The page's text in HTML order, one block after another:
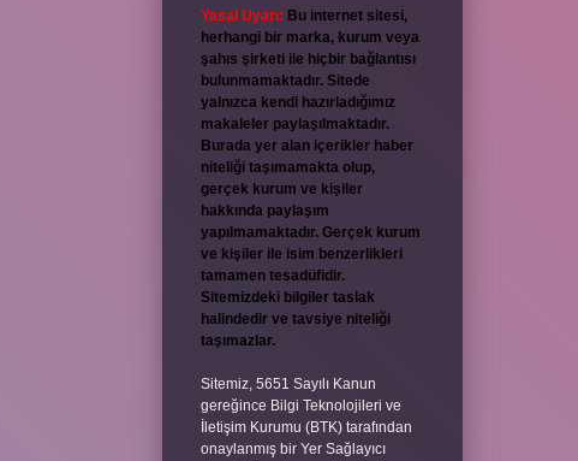
Yasal Uyarı: Bu internet sitesi,
herhangi bir marka, kurum veya
şahıs şirketi ile hiçbir bağlantısı
bulunmamaktadır. Sitede
yalnızca kendi hazırladığımız
makaleler paylaşılmaktadır.
Burada yer alan içerikler haber
niteliği taşımamakta olup,
gerçek kurum ve kişiler
hakkında paylaşım
yapılmamaktadır. Gerçek kurum
ve kişiler ile isim benzerlikleri
tamamen tesadüfidir.
Sitemizdeki bilgiler taslak
halindedir ve tavsiye niteliği
taşımazlar.
Sitemiz, 5651 Sayılı Kanun
gereğince Bilgi Teknolojileri ve
İletişim Kurumu (BTK) tarafından
onaylanmış bir Yer Sağlayıcı